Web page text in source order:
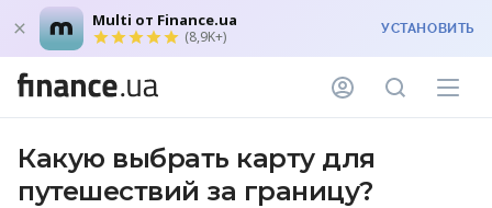
Multi от Finance.ua
(8,9K+) УСТАНОВИТЬ
Какую выбрать карту для
путешествий за границу?